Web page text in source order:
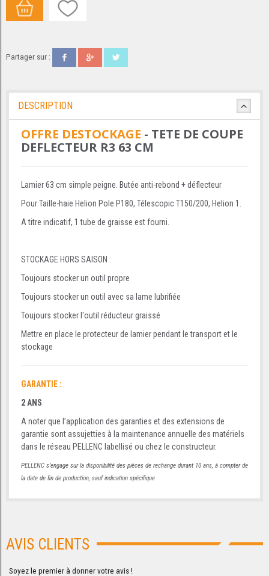
Partager sur :
DESCRIPTION
OFFRE DESTOCKAGE - TETE DE COUPE
DEFLECTEUR R3 63 CM
Lamier 63 cm simple peigne. Butée anti-rebond + déflecteur
Pour Taille-haie Helion Pole P180, Télescopic T150/200, Helion 1.
A titre indicatif, 1 tube de graisse est fourni.
STOCKAGE HORS SAISON :
Toujours stocker un outil propre
Toujours stocker un outil avec sa lame lubrifiée
Toujours stocker l'outil réducteur graissé
Mettre en place le protecteur de lamier pendant le transport et le
stockage
GARANTIE :
2 ANS
A noter que l’application des garanties et des extensions de
garantie sont assujetties à la maintenance annuelle des matériels
dans le réseau PELLENC labellisé ou chez le constructeur.
PELLENC s’engage sur la disponibilité des pièces de rechange durant 10 ans, à compter de
la date de fin de production, sauf indication spécifique
AVIS CLIENTS
Soyez le premier à donner votre avis !